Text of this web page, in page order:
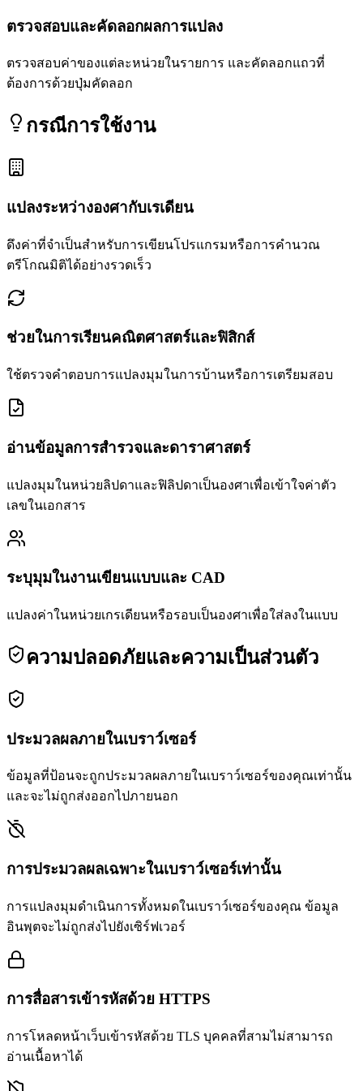
ตรวจสอบและคัดลอกผลการแปลง
ตรวจสอบค่าของแต่ละหน่วยในรายการ และคัดลอกแถวที่
ต้องการด้วยปุ่มคัดลอก
กรณีการใช้งาน
แปลงระหว่างองศากับเรเดียน
ดึงค่าที่จำเป็นสำหรับการเขียนโปรแกรมหรือการคำนวณ
ตรีโกณมิติได้อย่างรวดเร็ว
ช่วยในการเรียนคณิตศาสตร์และฟิสิกส์
ใช้ตรวจคำตอบการแปลงมุมในการบ้านหรือการเตรียมสอบ
อ่านข้อมูลการสำรวจและดาราศาสตร์
แปลงมุมในหน่วยลิปดาและฟิลิปดาเป็นองศาเพื่อเข้าใจค่าตัว
เลขในเอกสาร
ระบุมุมในงานเขียนแบบและ CAD
แปลงค่าในหน่วยเกรเดียนหรือรอบเป็นองศาเพื่อใส่ลงในแบบ
ความปลอดภัยและความเป็นส่วนตัว
ประมวลผลภายในเบราว์เซอร์
ข้อมูลที่ป้อนจะถูกประมวลผลภายในเบราว์เซอร์ของคุณเท่านั้น
และจะไม่ถูกส่งออกไปภายนอก
การประมวลผลเฉพาะในเบราว์เซอร์เท่านั้น
การแปลงมุมดำเนินการทั้งหมดในเบราว์เซอร์ของคุณ ข้อมูล
อินพุตจะไม่ถูกส่งไปยังเซิร์ฟเวอร์
การสื่อสารเข้ารหัสด้วย HTTPS
การโหลดหน้าเว็บเข้ารหัสด้วย TLS บุคคลที่สามไม่สามารถ
อ่านเนื้อหาได้